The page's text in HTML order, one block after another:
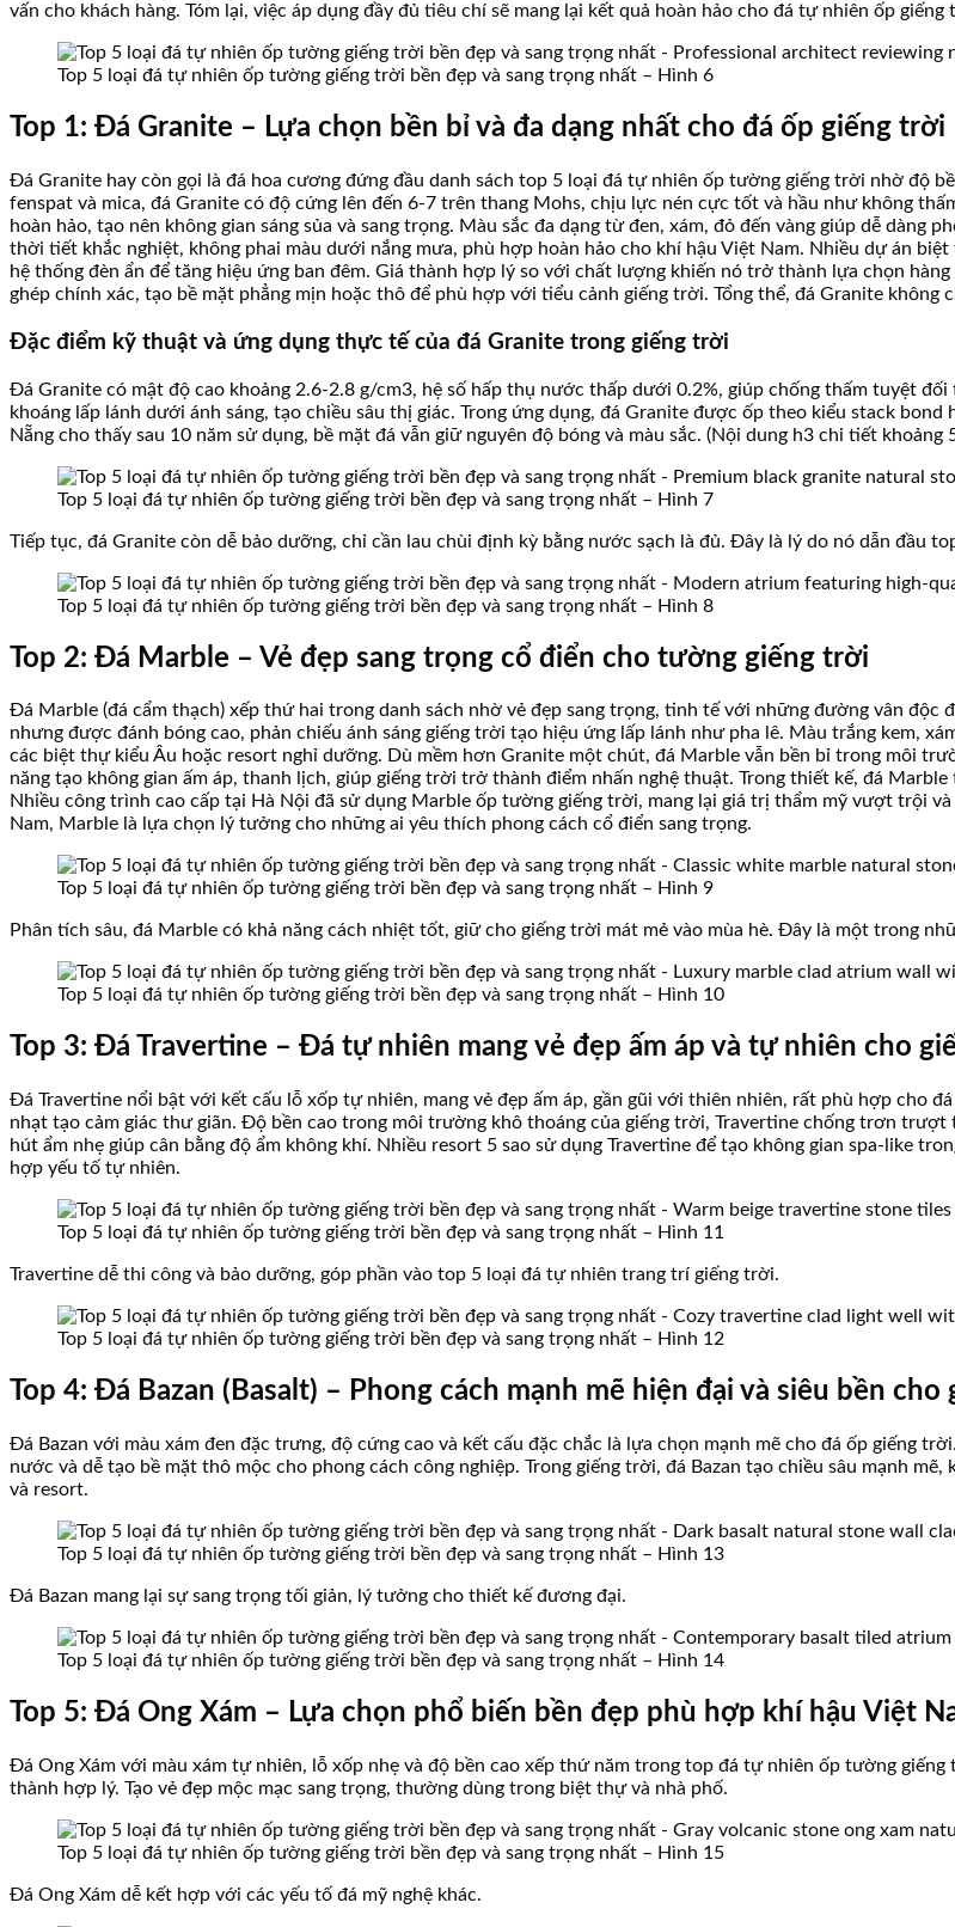
vấn cho khách hàng. Tóm lại, việc áp dụng đầy đủ tiêu chí sẽ mang lại kết quả hoàn hảo cho đá tự nhiên ốp giếng
Top 5 loại đá tự nhiên ốp tường giếng trời bền đẹp và sang trọng nhất – Hình 6
Top 1: Đá Granite – Lựa chọn bền bỉ và đa dạng nhất cho đá ốp giếng trời
Đá Granite hay còn gọi là đá hoa cương đứng đầu danh sách top 5 loại đá tự nhiên ốp tường giếng trời nhờ độ
fenspat và mica, đá Granite có độ cứng lên đến 6-7 trên thang Mohs, chịu lực nén cực tốt và hầu như không
hoàn hảo, tạo nên không gian sáng sủa và sang trọng. Màu sắc đa dạng từ đen, xám, đỏ đến vàng giúp dễ
thời tiết khắc nghiệt, không phai màu dưới nắng mưa, phù hợp hoàn hảo cho khí hậu Việt Nam. Nhiều dự án
hệ thống đèn ẩn để tăng hiệu ứng ban đêm. Giá thành hợp lý so với chất lượng khiến nó trở thành lựa chọn
ghép chính xác, tạo bề mặt phẳng mịn hoặc thô để phù hợp với tiểu cảnh giếng trời. Tổng thể, đá Granite không
Đặc điểm kỹ thuật và ứng dụng thực tế của đá Granite trong giếng trời
Đá Granite có mật độ cao khoảng 2.6-2.8 g/cm3, hệ số hấp thụ nước thấp dưới 0.2%, giúp chống thấm tuyệt
khoáng lấp lánh dưới ánh sáng, tạo chiều sâu thị giác. Trong ứng dụng, đá Granite được ốp theo kiểu stack
Nẵng cho thấy sau 10 năm sử dụng, bề mặt đá vẫn giữ nguyên độ bóng và màu sắc. (Nội dung h3 chi tiết
Top 5 loại đá tự nhiên ốp tường giếng trời bền đẹp và sang trọng nhất – Hình 7
Tiếp tục, đá Granite còn dễ bảo dưỡng, chỉ cần lau chùi định kỳ bằng nước sạch là đủ. Đây là lý do nó dẫn đầu
Top 5 loại đá tự nhiên ốp tường giếng trời bền đẹp và sang trọng nhất – Hình 8
Top 2: Đá Marble – Vẻ đẹp sang trọng cổ điển cho tường giếng trời
Đá Marble (đá cẩm thạch) xếp thứ hai trong danh sách nhờ vẻ đẹp sang trọng, tinh tế với những đường vân
nhưng được đánh bóng cao, phản chiếu ánh sáng giếng trời tạo hiệu ứng lấp lánh như pha lê. Màu trắng kem,
các biệt thự kiểu Âu hoặc resort nghỉ dưỡng. Dù mềm hơn Granite một chút, đá Marble vẫn bền bỉ trong môi
năng tạo không gian ấm áp, thanh lịch, giúp giếng trời trở thành điểm nhấn nghệ thuật. Trong thiết kế, đá
Nhiều công trình cao cấp tại Hà Nội đã sử dụng Marble ốp tường giếng trời, mang lại giá trị thẩm mỹ vượt trội
Nam, Marble là lựa chọn lý tưởng cho những ai yêu thích phong cách cổ điển sang trọng.
Top 5 loại đá tự nhiên ốp tường giếng trời bền đẹp và sang trọng nhất – Hình 9
Phân tích sâu, đá Marble có khả năng cách nhiệt tốt, giữ cho giếng trời mát mẻ vào mùa hè. Đây là một trong
Top 5 loại đá tự nhiên ốp tường giếng trời bền đẹp và sang trọng nhất – Hình 10
Top 3: Đá Travertine – Đá tự nhiên mang vẻ đẹp ấm áp và tự nhiên cho
Đá Travertine nổi bật với kết cấu lỗ xốp tự nhiên, mang vẻ đẹp ấm áp, gần gũi với thiên nhiên, rất phù hợp cho
nhạt tạo cảm giác thư giãn. Độ bền cao trong môi trường khô thoáng của giếng trời, Travertine chống trơn
hút ẩm nhẹ giúp cân bằng độ ẩm không khí. Nhiều resort 5 sao sử dụng Travertine để tạo không gian spa-like
hợp yếu tố tự nhiên.
Top 5 loại đá tự nhiên ốp tường giếng trời bền đẹp và sang trọng nhất – Hình 11
Travertine dễ thi công và bảo dưỡng, góp phần vào top 5 loại đá tự nhiên trang trí giếng trời.
Top 5 loại đá tự nhiên ốp tường giếng trời bền đẹp và sang trọng nhất – Hình 12
Top 4: Đá Bazan (Basalt) – Phong cách mạnh mẽ hiện đại và siêu bền cho
Đá Bazan với màu xám đen đặc trưng, độ cứng cao và kết cấu đặc chắc là lựa chọn mạnh mẽ cho đá ốp giếng
nước và dễ tạo bề mặt thô mộc cho phong cách công nghiệp. Trong giếng trời, đá Bazan tạo chiều sâu mạnh
và resort.
Top 5 loại đá tự nhiên ốp tường giếng trời bền đẹp và sang trọng nhất – Hình 13
Đá Bazan mang lại sự sang trọng tối giản, lý tưởng cho thiết kế đương đại.
Top 5 loại đá tự nhiên ốp tường giếng trời bền đẹp và sang trọng nhất – Hình 14
Top 5: Đá Ong Xám – Lựa chọn phổ biến bền đẹp phù hợp khí hậu Việt
Đá Ong Xám với màu xám tự nhiên, lỗ xốp nhẹ và độ bền cao xếp thứ năm trong top đá tự nhiên ốp tường
thành hợp lý. Tạo vẻ đẹp mộc mạc sang trọng, thường dùng trong biệt thự và nhà phố.
Top 5 loại đá tự nhiên ốp tường giếng trời bền đẹp và sang trọng nhất – Hình 15
Đá Ong Xám dễ kết hợp với các yếu tố đá mỹ nghệ khác.